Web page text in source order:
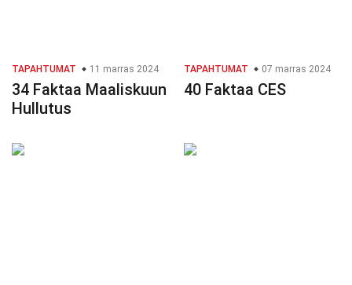
TAPAHTUMAT 11 marras 2024
34 Faktaa Maaliskuun
Hullutus
TAPAHTUMAT 07 marras 2024
40 Faktaa CES